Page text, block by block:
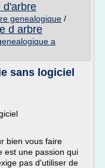
d'arbre
genealogique /
d arbre
a
sans logiciel
bien vous faire
est une passion qui
pas d'utiliser de